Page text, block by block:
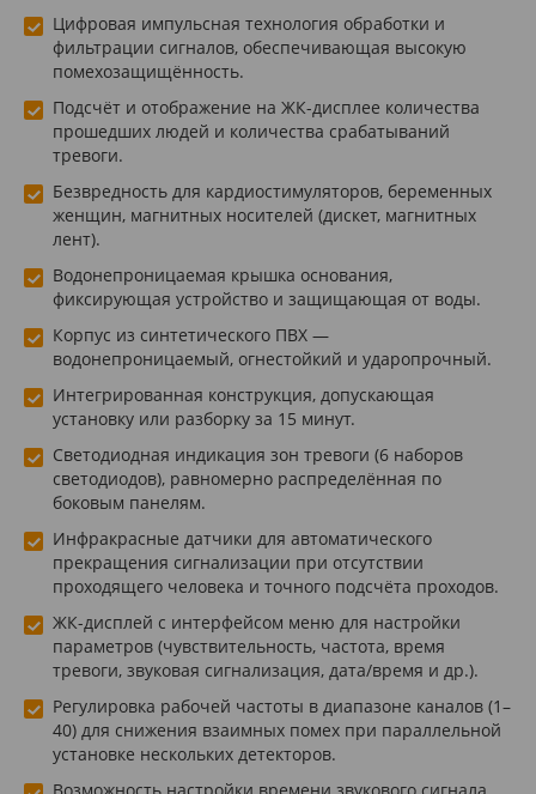
Цифровая импульсная технология обработки и
фильтрации сигналов, обеспечивающая высокую
помехозащищённость.
Подсчёт и отображение на ЖК-дисплее количества
прошедших людей и количества срабатываний
тревоги.
Безвредность для кардиостимуляторов, беременных
женщин, магнитных носителей (дискет, магнитных
лент).
Водонепроницаемая крышка основания,
фиксирующая устройство и защищающая от воды.
Корпус из синтетического ПВХ —
водонепроницаемый, огнестойкий и ударопрочный.
Интегрированная конструкция, допускающая
установку или разборку за 15 минут.
Светодиодная индикация зон тревоги (6 наборов
светодиодов), равномерно распределённая по
боковым панелям.
Инфракрасные датчики для автоматического
прекращения сигнализации при отсутствии
проходящего человека и точного подсчёта проходов.
ЖК-дисплей с интерфейсом меню для настройки
параметров (чувствительность, частота, время
тревоги, звуковая сигнализация, дата/время и др.).
Регулировка рабочей частоты в диапазоне каналов (1–
40) для снижения взаимных помех при параллельной
установке нескольких детекторов.